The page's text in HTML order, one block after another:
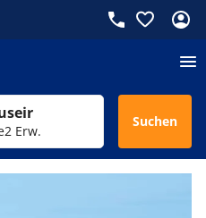
2 Erw.
Suchen